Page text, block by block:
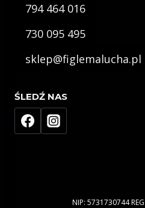
794 464 016
730 095 495
sklep@figlemalucha.pl
ŚLEDŹ NAS
NIP: 5731730744